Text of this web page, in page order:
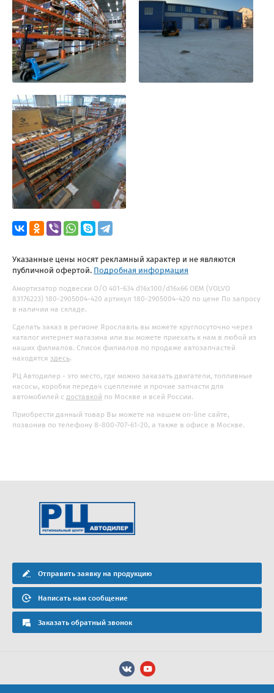
Указанные цены носят рекламный характер и не являются
публичной офертой. Подробная информация
Амортизатор подвески O/O 401-634 d16x100/d16x66 OEM (VOLVO
83176223) 180-2905004-420 артикул 180-2905004-420 по цене По запросу
в наличии на складе.
Сделать заказ в регионе Ярославль вы можете круглосуточно через
каталог интернет магазина или вы можете приехать к нам в любой из
наших филиалов. Список филиалов по продаже автозапчастей
находятся здесь.
РЦ Автодилер - это место, где можно заказать двигатели, топливные
насосы, коробки передач сцепление и прочие запчасти для
автомобилей с доставкой по Москве и всей России.
Приобрести данный товар Вы можете на нашем on-line сайте,
позвонив по телефону 8-800-707-61-20, а также в офисе в Москве.
Отправить заявку на продукцию
Написать нам сообщение
Заказать обратный звонок